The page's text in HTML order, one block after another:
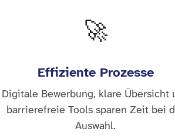
🚀
Effiziente Prozesse
Digitale Bewerbung, klare Übersicht
barrierefreie Tools sparen Zeit bei
Auswahl.